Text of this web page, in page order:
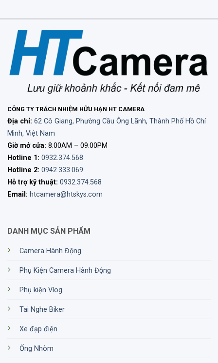
CÔNG TY TRÁCH NHIỆM HỮU HẠN HT CAMERA
Địa chỉ: 62 Cô Giang, Phường Cầu Ông Lãnh, Thành Phố Hồ Chí
Minh, Việt Nam
Giờ mở cửa: 8.00AM – 09.00PM
Hotline 1: 0932.374.568
Hotline 2: 0942.333.069
Hỗ trợ kỹ thuật: 0932.374.568
Email: htcamera@htskys.com
DANH MỤC SẢN PHẨM
Camera Hành Động
Phụ Kiện Camera Hành Động
Phụ kiện Vlog
Tai Nghe Biker
Xe đạp điện
Ống Nhòm